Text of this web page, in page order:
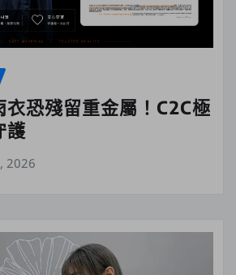
衣恐殘留重金屬！C2C極
護
2026